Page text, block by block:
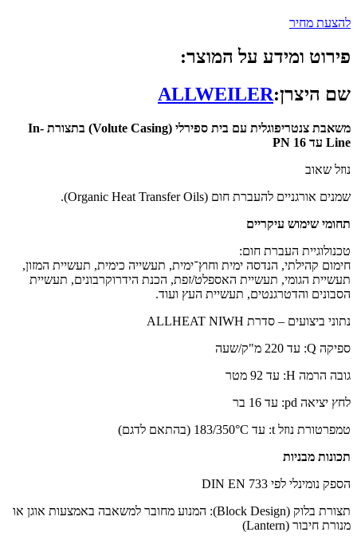
להצעת מחיר
פירוט ומידע על המוצר:
שם היצרן:ALLWEILER
משאבת צנטריפוגלית עם בית ספירלי (Volute Casing) בתצורת In-
Line עד PN 16
נוזל שאוב
שמנים אורגניים להעברת חום (Organic Heat Transfer Oils).
תחומי שימוש עיקריים
טכנולוגיית העברת חום:
חימום קהילתי, הנדסה ימית וחוץ־ימית, תעשייה כימית, תעשיית המזון,
תעשיית הגומי, תעשיית האספלט/זפת, הכנת הידרוקרבונים, תעשיית
הסבונים והדטרגנטים, תעשיית העץ ועוד.
נתוני ביצועים – סדרת ALLHEAT NIWH
ספיקה Q: עד 220 מ"ק/שעה
גובה הרמה H: עד 92 מטר
לחץ יציאה pd: עד 16 בר
טמפרטורת נוזל t: עד 183/350°C (בהתאם לדגם)
תכונות מבניות
הספק נומינלי לפי DIN EN 733
תצורת בלוק (Block Design): המנוע מחובר למשאבה באמצעות אוגן או
מנורת חיבור (Lantern)